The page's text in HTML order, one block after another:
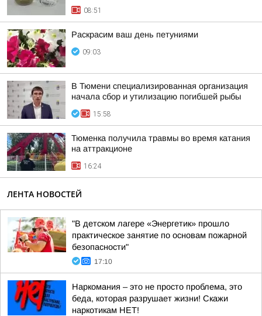
08:51
Раскрасим ваш день петуниями
09:03
В Тюмени специализированная организация
начала сбор и утилизацию погибшей рыбы
15:58
Тюменка получила травмы во время катания
на аттракционе
16:24
ЛЕНТА НОВОСТЕЙ
"В детском лагере «Энергетик» прошло
практическое занятие по основам пожарной
безопасности"
17:10
Наркомания – это не просто проблема, это
беда, которая разрушает жизни! Скажи
наркотикам НЕТ!